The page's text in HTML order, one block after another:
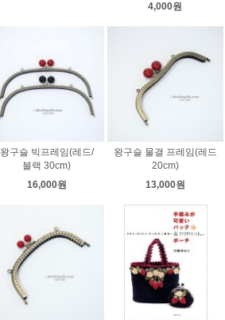
4,000원
왕구슬 빅프레임(레드/
블랙 30cm)
16,000원
왕구슬 물결 프레임(레드
20cm)
13,000원